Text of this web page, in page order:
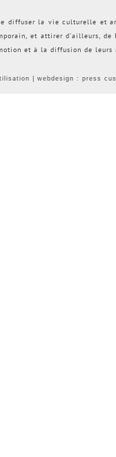
diffuser la vie culturelle et
et attirer d’ailleurs, de
et à la diffusion de
| webdesign : press